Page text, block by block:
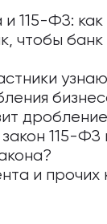
115-ФЗ:
чтобы
115-ФЗ
и